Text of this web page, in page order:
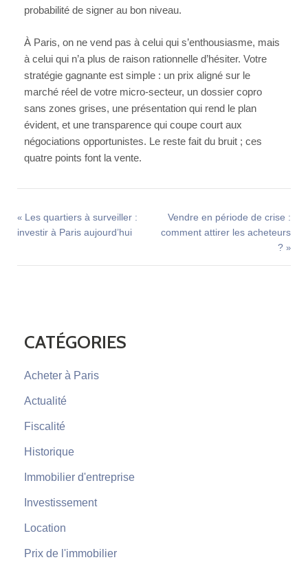
probabilité de signer au bon niveau.
À Paris, on ne vend pas à celui qui s’enthousiasme, mais
à celui qui n’a plus de raison rationnelle d’hésiter. Votre
stratégie gagnante est simple : un prix aligné sur le
marché réel de votre micro-secteur, un dossier copro
sans zones grises, une présentation qui rend le plan
évident, et une transparence qui coupe court aux
négociations opportunistes. Le reste fait du bruit ; ces
quatre points font la vente.
« Les quartiers à surveiller :
investir à Paris aujourd’hui
Vendre en période de crise :
comment attirer les acheteurs
? »
CATÉGORIES
Acheter à Paris
Actualité
Fiscalité
Historique
Immobilier d'entreprise
Investissement
Location
Prix de l'immobilier